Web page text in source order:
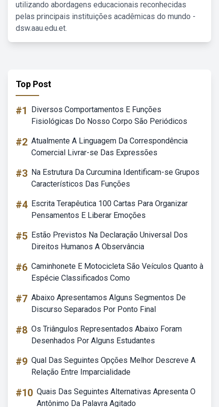
utilizando abordagens educacionais reconhecidas
pelas principais instituições acadêmicas do mundo -
dsw.aau.edu.et.
Top Post
#1
Diversos Comportamentos E Funções
Fisiológicas Do Nosso Corpo São Periódicos
#2 Atualmente A Linguagem Da Correspondência
Comercial Livrar-se Das Expressões
#3 Na Estrutura Da Curcumina Identificam-se Grupos
Característicos Das Funções
#4 Escrita Terapêutica 100 Cartas Para Organizar
Pensamentos E Liberar Emoções
#5 Estão Previstos Na Declaração Universal Dos
Direitos Humanos A Observância
#6 Caminhonete E Motocicleta São Veículos Quanto à
Espécie Classificados Como
#7 Abaixo Apresentamos Alguns Segmentos De
Discurso Separados Por Ponto Final
#8 Os Triângulos Representados Abaixo Foram
Desenhados Por Alguns Estudantes
#9 Qual Das Seguintes Opções Melhor Descreve A
Relação Entre Imparcialidade
#10 Quais Das Seguintes Alternativas Apresenta O
Antônimo Da Palavra Agitado